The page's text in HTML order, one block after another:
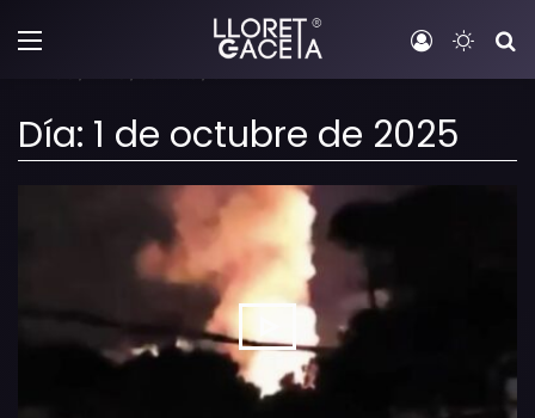
Iniciar
Día: 1 de octubre de 2025